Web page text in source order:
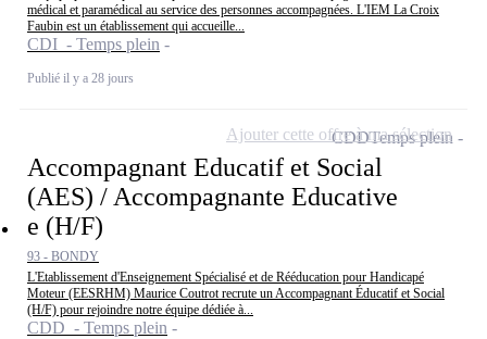
médical et paramédical au service des personnes accompagnées. L'IEM La Croix
Faubin est un établissement qui accueille...
CDI - Temps plein
Publié il y a 28 jours
Accompagnant Educatif et Social
(AES) / Accompagnante Educative
e (H/F)
93 - BONDY
L'Etablissement d'Enseignement Spécialisé et de Rééducation pour Handicapé
Moteur (EESRHM) Maurice Coutrot recrute un Accompagnant Éducatif et Social
(H/F) pour rejoindre notre équipe dédiée à...
CDD - Temps plein
CDDTemps plein
Ajouter cette offre à ma sélection